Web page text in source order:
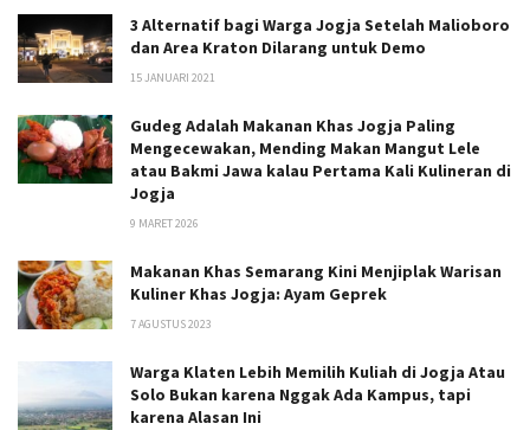
3 Alternatif bagi Warga Jogja Setelah Malioboro
dan Area Kraton Dilarang untuk Demo
15 JANUARI 2021
Gudeg Adalah Makanan Khas Jogja Paling
Mengecewakan, Mending Makan Mangut Lele
atau Bakmi Jawa kalau Pertama Kali Kulineran di
Jogja
9 MARET 2026
Makanan Khas Semarang Kini Menjiplak Warisan
Kuliner Khas Jogja: Ayam Geprek
7 AGUSTUS 2023
Warga Klaten Lebih Memilih Kuliah di Jogja Atau
Solo Bukan karena Nggak Ada Kampus, tapi
karena Alasan Ini